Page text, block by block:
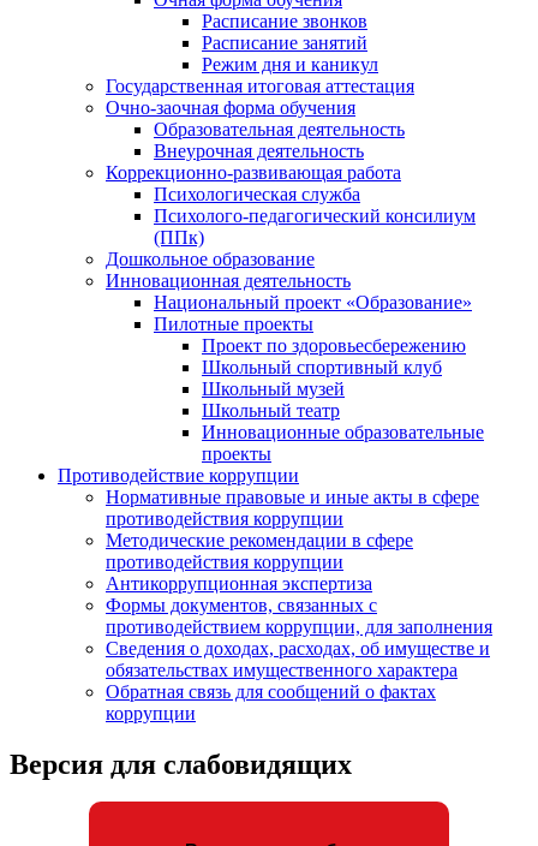
Расписание звонков
Расписание занятий
Режим дня и каникул
Государственная итоговая аттестация
Очно-заочная форма обучения
Образовательная деятельность
Внеурочная деятельность
Коррекционно-развивающая работа
Психологическая служба
Психолого-педагогический консилиум
(ППк)
Дошкольное образование
Инновационная деятельность
Национальный проект «Образование»
Пилотные проекты
Проект по здоровьесбережению
Школьный спортивный клуб
Школьный музей
Школьный театр
Инновационные образовательные
проекты
Противодействие коррупции
Нормативные правовые и иные акты в сфере
противодействия коррупции
Методические рекомендации в сфере
противодействия коррупции
Антикоррупционная экспертиза
Формы документов, связанных с
противодействием коррупции, для заполнения
Сведения о доходах, расходах, об имуществе и
обязательствах имущественного характера
Обратная связь для сообщений о фактах
коррупции
Версия для слабовидящих